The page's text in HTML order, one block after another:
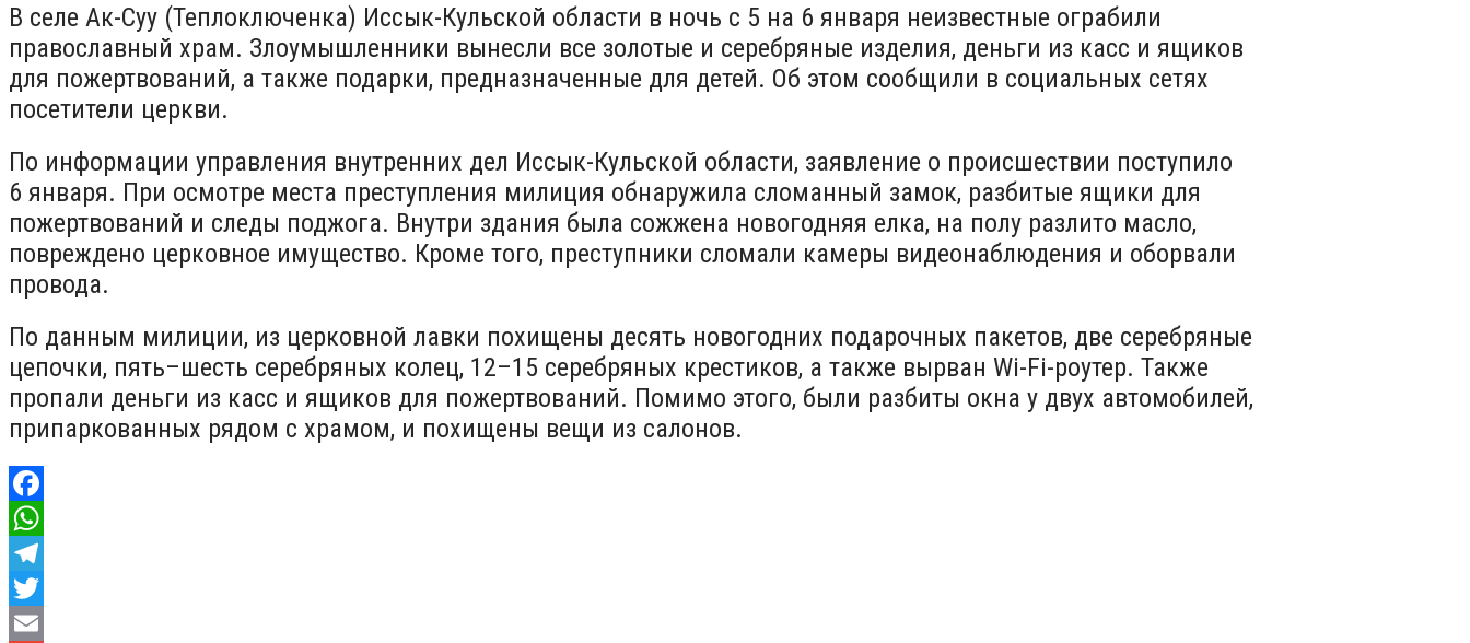
В селе Ак-Суу (Теплоключенка) Иссык-Кульской области в ночь с 5 на 6 января неизвестные ограбили
православный храм. Злоумышленники вынесли все золотые и серебряные изделия, деньги из касс и ящиков
для пожертвований, а также подарки, предназначенные для детей. Об этом сообщили в социальных сетях
посетители церкви.
По информации управления внутренних дел Иссык-Кульской области, заявление о происшествии поступило
6 января. При осмотре места преступления милиция обнаружила сломанный замок, разбитые ящики для
пожертвований и следы поджога. Внутри здания была сожжена новогодняя елка, на полу разлито масло,
повреждено церковное имущество. Кроме того, преступники сломали камеры видеонаблюдения и оборвали
провода.
По данным милиции, из церковной лавки похищены десять новогодних подарочных пакетов, две серебряные
цепочки, пять–шесть серебряных колец, 12–15 серебряных крестиков, а также вырван Wi-Fi-роутер. Также
пропали деньги из касс и ящиков для пожертвований. Помимо этого, были разбиты окна у двух автомобилей,
припаркованных рядом с храмом, и похищены вещи из салонов.
Facebook
WhatsApp
Telegram
Twitter